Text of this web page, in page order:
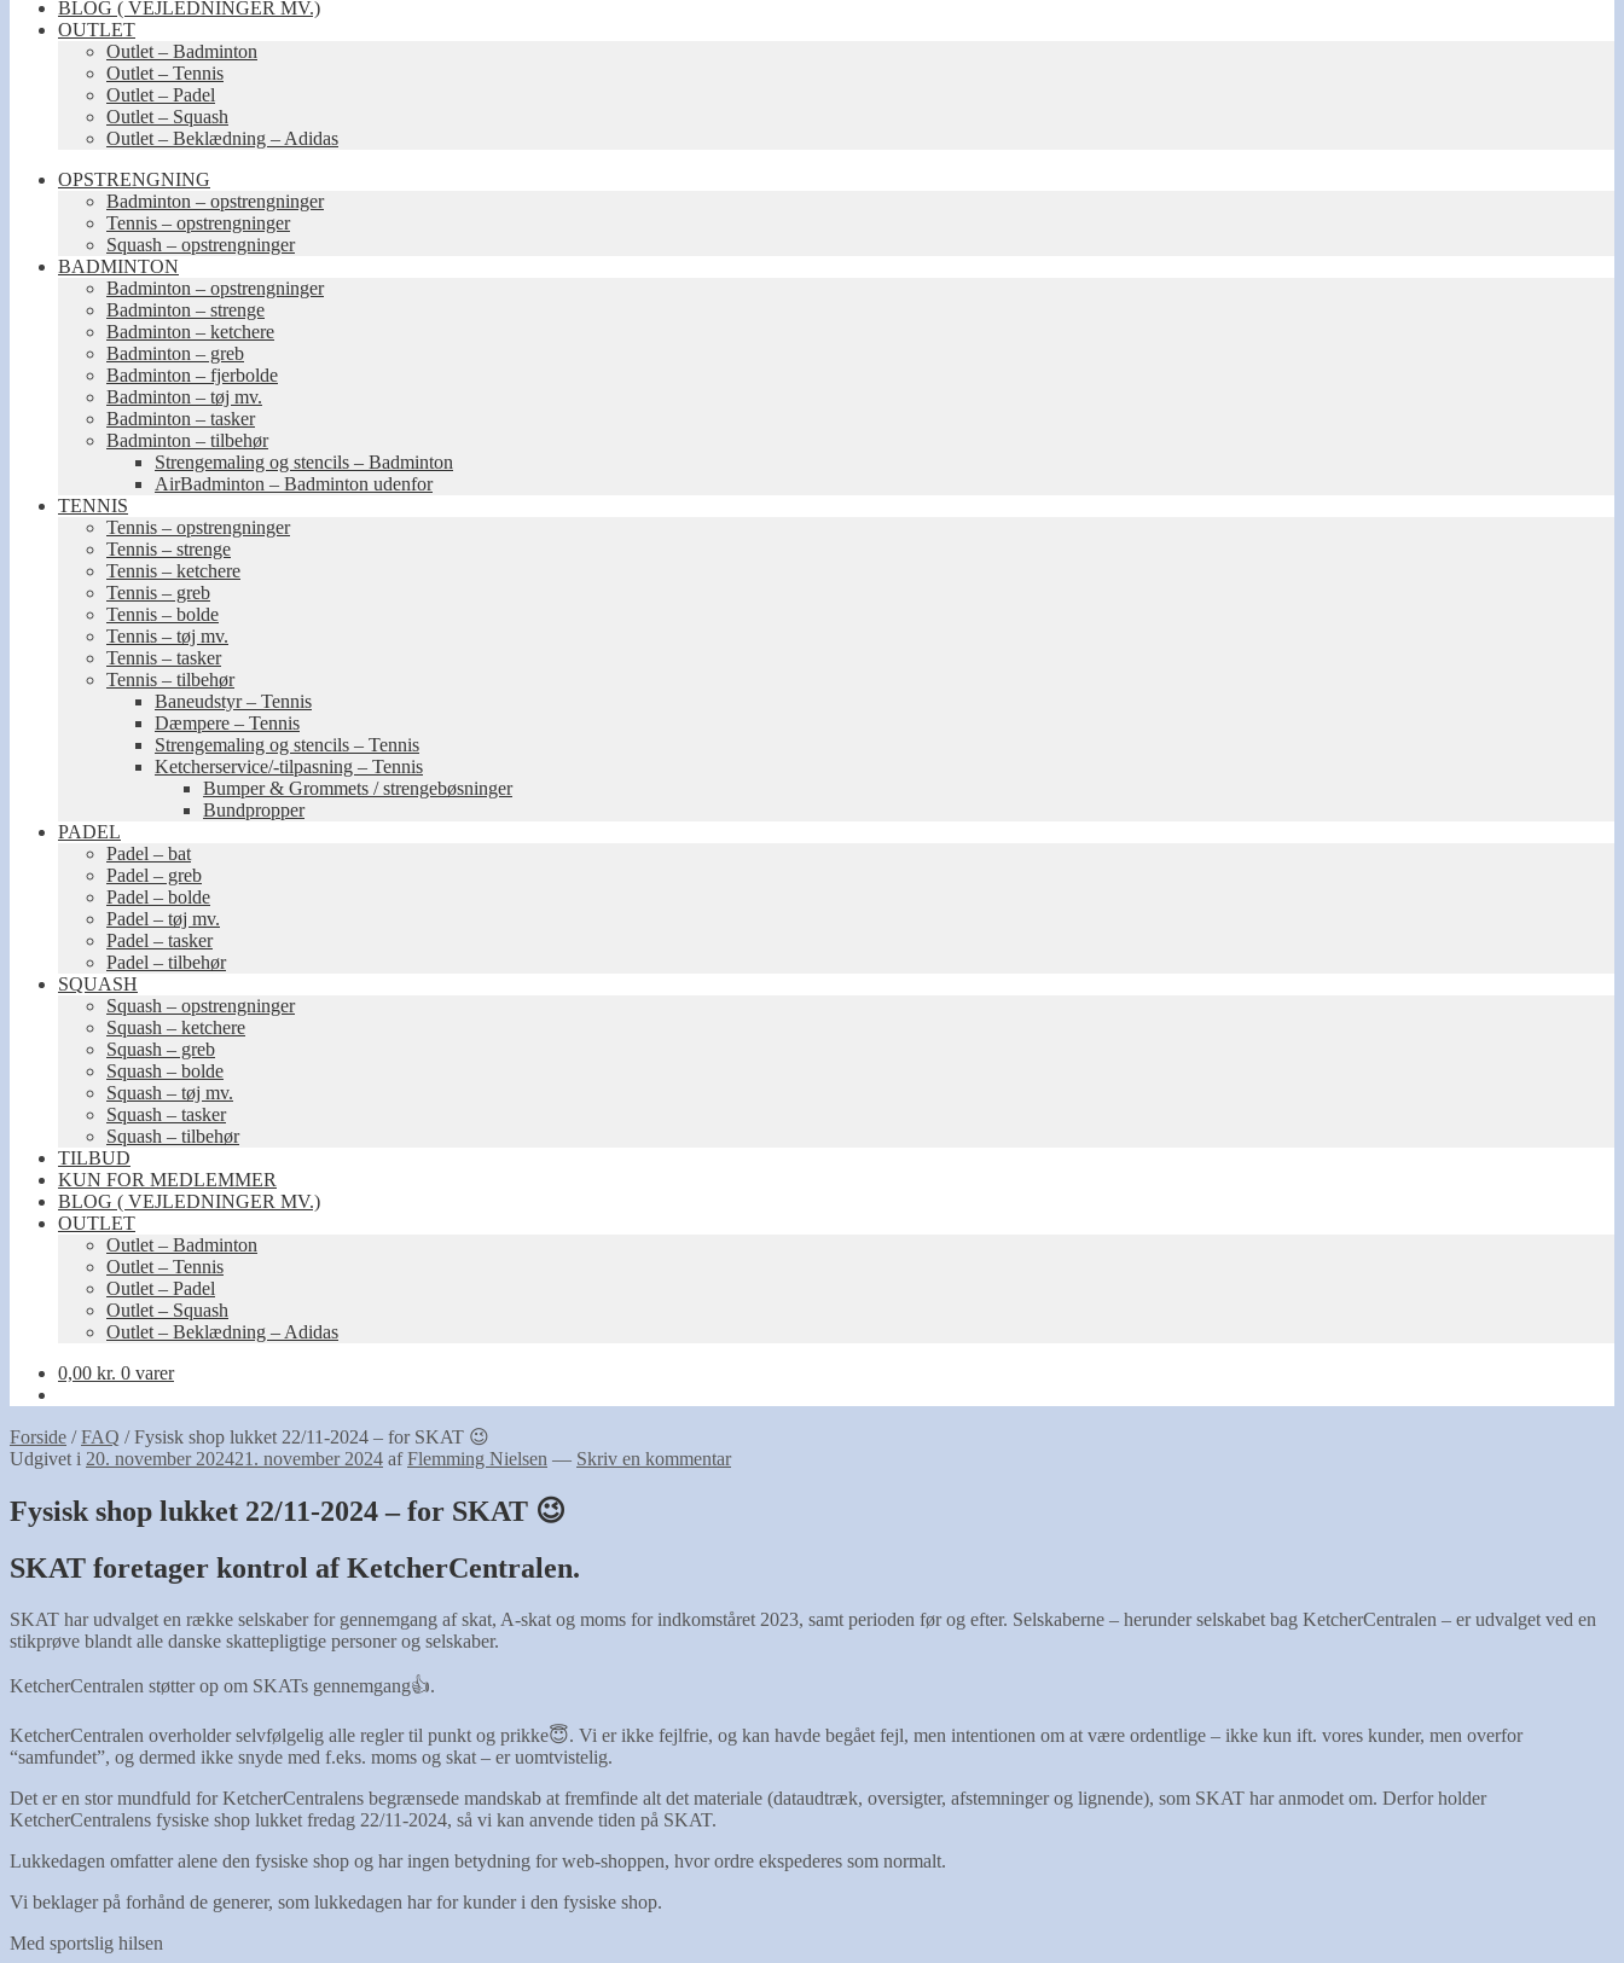
BLOG ( VEJLEDNINGER MV.)
OUTLET
Outlet – Badminton
Outlet – Tennis
Outlet – Padel
Outlet – Squash
Outlet – Beklædning – Adidas
OPSTRENGNING
Badminton – opstrengninger
Tennis – opstrengninger
Squash – opstrengninger
BADMINTON
Badminton – opstrengninger
Badminton – strenge
Badminton – ketchere
Badminton – greb
Badminton – fjerbolde
Badminton – tøj mv.
Badminton – tasker
Badminton – tilbehør
Strengemaling og stencils – Badminton
AirBadminton – Badminton udenfor
TENNIS
Tennis – opstrengninger
Tennis – strenge
Tennis – ketchere
Tennis – greb
Tennis – bolde
Tennis – tøj mv.
Tennis – tasker
Tennis – tilbehør
Baneudstyr – Tennis
Dæmpere – Tennis
Strengemaling og stencils – Tennis
Ketcherservice/-tilpasning – Tennis
Bumper & Grommets / strengebøsninger
Bundpropper
PADEL
Padel – bat
Padel – greb
Padel – bolde
Padel – tøj mv.
Padel – tasker
Padel – tilbehør
SQUASH
Squash – opstrengninger
Squash – ketchere
Squash – greb
Squash – bolde
Squash – tøj mv.
Squash – tasker
Squash – tilbehør
TILBUD
KUN FOR MEDLEMMER
BLOG ( VEJLEDNINGER MV.)
OUTLET
Outlet – Badminton
Outlet – Tennis
Outlet – Padel
Outlet – Squash
Outlet – Beklædning – Adidas
0,00 kr. 0 varer
Forside /FAQ /Fysisk shop lukket 22/11-2024 – for SKAT 😉
Udgivet i 20. november 202421. november 2024 afFlemming Nielsen — Skriv en kommentar
Fysisk shop lukket 22/11-2024 – for SKAT 😉
SKAT foretager kontrol af KetcherCentralen.
SKAT har udvalget en række selskaber for gennemgang af skat, A-skat og moms for indkomståret 2023, samt perioden før og efter. Selskaberne – herunder selskabet bag KetcherCentralen – er udvalget ved en
stikprøve blandt alle danske skattepligtige personer og selskaber.
KetcherCentralen støtter op om SKATs gennemgang👍.
KetcherCentralen overholder selvfølgelig alle regler til punkt og prikke😇. Vi er ikke fejlfrie, og kan havde begået fejl, men intentionen om at være ordentlige – ikke kun ift. vores kunder, men overfor
“samfundet”, og dermed ikke snyde med f.eks. moms og skat – er uomtvistelig.
Det er en stor mundfuld for KetcherCentralens begrænsede mandskab at fremfinde alt det materiale (dataudtræk, oversigter, afstemninger og lignende), som SKAT har anmodet om. Derfor holder
KetcherCentralens fysiske shop lukket fredag 22/11-2024, så vi kan anvende tiden på SKAT.
Lukkedagen omfatter alene den fysiske shop og har ingen betydning for web-shoppen, hvor ordre ekspederes som normalt.
Vi beklager på forhånd de generer, som lukkedagen har for kunder i den fysiske shop.
Med sportslig hilsen